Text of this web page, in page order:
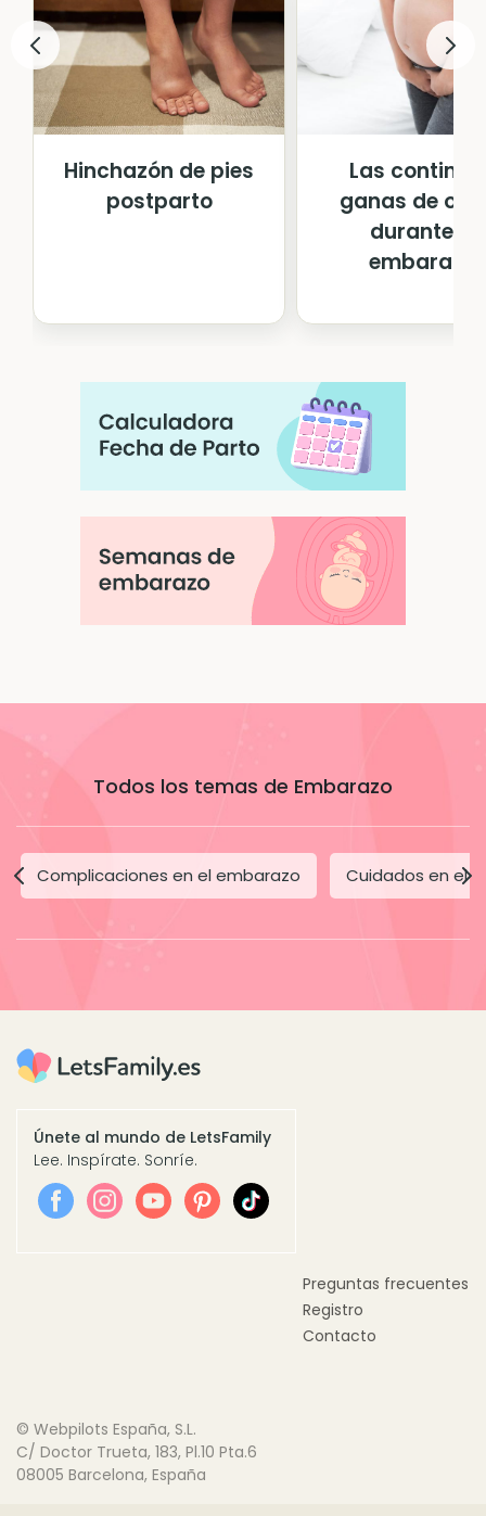
Hinchazón de pies
postparto
Las
ganas de
durante el
embarazo
Todos los temas de Embarazo
Complicaciones en el embarazo Cuidados en el
Únete al mundo de LetsFamily
Lee. Inspírate. Sonríe.
Preguntas frecuentes
Registro
Contacto
© Webpilots España, S.L.
C/ Doctor Trueta, 183, Pl.10 Pta.6
08005 Barcelona, España